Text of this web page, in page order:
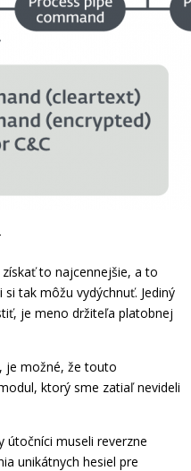
to najcennejšie, a to
tak môžu vydýchnuť. Jediný
je meno držiteľa platobnej
je možné, že touto
ktorý sme zatiaľ nevideli
útočníci museli reverzne
unikátnych hesiel pre